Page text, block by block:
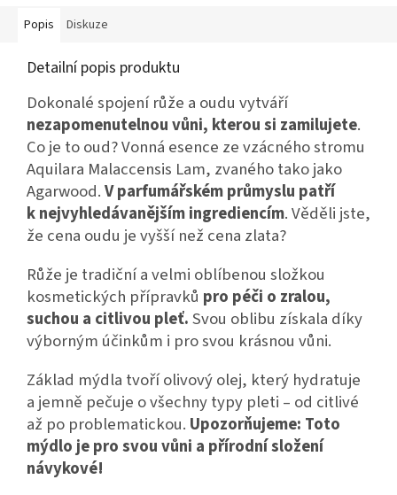
Popis Diskuze
Detailní popis produktu
Dokonalé spojení růže a oudu vytváří
nezapomenutelnou vůni, kterou si zamilujete.
Co je to oud? Vonná esence ze vzácného stromu
Aquilara Malaccensis Lam, zvaného tako jako
Agarwood.V parfumářském průmyslu patří
k nejvyhledávanějším ingrediencím. Věděli jste,
že cena oudu je vyšší než cena zlata?
Růže je tradiční a velmi oblíbenou složkou
kosmetických přípravků pro péči o zralou,
suchou a citlivou pleť.Svou oblibu získala díky
výborným účinkům i pro svou krásnou vůni.
Základ mýdla tvoří olivový olej, který hydratuje
a jemně pečuje o všechny typy pleti – od citlivé
až po problematickou. Upozorňujeme: Toto
mýdlo je pro svou vůni a přírodní složení
návykové!